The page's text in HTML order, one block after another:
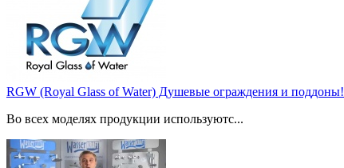
RGW (Royal Glass of Water) Душевые ограждения и поддоны!
Во всех моделях продукции используютс...